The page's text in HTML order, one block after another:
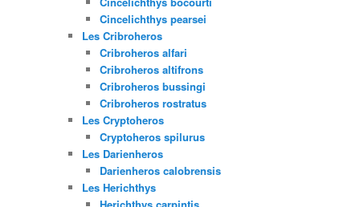
Cincelichthys pearsei
Les Cribroheros
Cribroheros alfari
Cribroheros altifrons
Cribroheros bussingi
Cribroheros rostratus
Les Cryptoheros
Cryptoheros spilurus
Les Darienheros
Darienheros calobrensis
Les Herichthys